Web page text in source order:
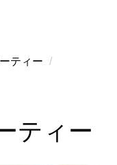
ティー
ティー